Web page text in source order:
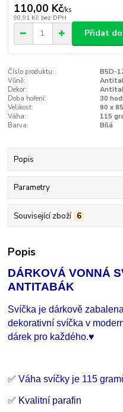
110,00 Kč/ks
90,91 Kč bez DPH
Přidat
Číslo produktu:
B5D-
Vůně:
Dekor:
Doba hoření:
30
Velikost:
90 x
Váha:
115
Barva:
Bílá
Popis
Parametry
Související zboží 6
Popis
DÁRKOVÁ VONNÁ
ANTITABÁK
Svíčka je dárkově
dekorativní svíčka v
dárek pro každého.♥
✅ Váha svíčky je 115
✅ Kvalitní parafin